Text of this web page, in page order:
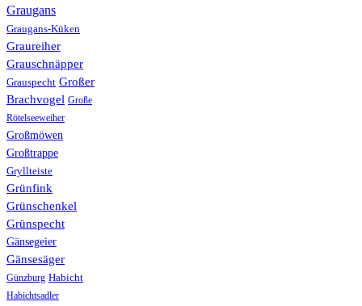
Graugans
Graugans-Küken
Graureiher
Grauschnäpper
Grauspecht Großer
Brachvogel Große
Rötelseeweiher
Großmöwen
Großtrappe
Gryllteiste
Grünfink
Grünschenkel
Grünspecht
Gänsegeier
Gänsesäger
Günzburg Habicht
Habichtsadler